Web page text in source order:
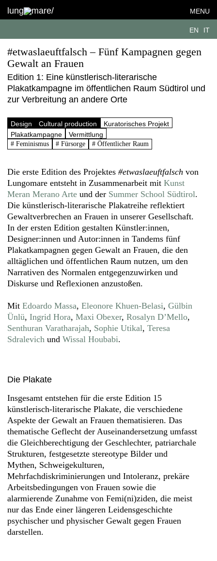
lung mare/ MENU
EN IT
#etwaslaeuftfalsch – Fünf Kampagnen gegen
Gewalt an Frauen
Edition 1: Eine künstlerisch-literarische
Plakatkampagne im öffentlichen Raum Südtirol und
zur Verbreitung an andere Orte
Design Cultural production
Kuratorisches Projekt
Plakatkampagne
Vermittlung
# Feminismus # Fürsorge # Öffentlicher Raum
Die erste Edition des Projektes #etwaslaeuftfalsch von
Lungomare entsteht in Zusammenarbeit mit Kunst
Meran Merano Arte und der Summer School Südtirol.
Die künstlerisch-literarische Plakatreihe reflektiert
Gewaltverbrechen an Frauen in unserer Gesellschaft.
In der ersten Edition gestalten Künstler:innen,
Designer:innen und Autor:innen in Tandems fünf
Plakatkampagnen gegen Gewalt an Frauen, die den
alltäglichen und öffentlichen Raum nutzen, um den
Narrativen des Normalen entgegenzuwirken und
Diskurse und Reflexionen anzustoßen.
Mit Edoardo Massa, Eleonore Khuen-Belasi, Gülbin
Ünlü, Ingrid Hora, Maxi Obexer, Rosalyn D’Mello,
Senthuran Varatharajah, Sophie Utikal, Teresa
Sdralevich und Wissal Houbabi.
Die Plakate
Insgesamt entstehen für die erste Edition 15
künstlerisch-literarische Plakate, die verschiedene
Aspekte der Gewalt an Frauen thematisieren. Das
thematische Geflecht der Auseinandersetzung umfasst
die Gleichberechtigung der Geschlechter, patriarchale
Strukturen, festgesetzte stereotype Bilder und
Mythen, Schweigekulturen,
Mehrfachdiskriminierungen und Intoleranz, prekäre
Arbeitsbedingungen von Frauen sowie die
alarmierende Zunahme von Femi(ni)ziden, die meist
nur das Ende einer längeren Leidensgeschichte
psychischer und physischer Gewalt gegen Frauen
darstellen.